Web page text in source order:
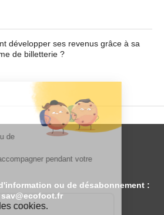
Lorem ipsum dolor sit
at, pulvinar arcu. Maecenas
ultrices, ac dignissim nunc
odio in facilisis sollicitudin, augue
dictum congue. Cras non lacus id
Curabitur non fermentum
développer ses revenus grâce à sa
de billetterie ?
ou de désabonnement :
sav@ecofoot.fr